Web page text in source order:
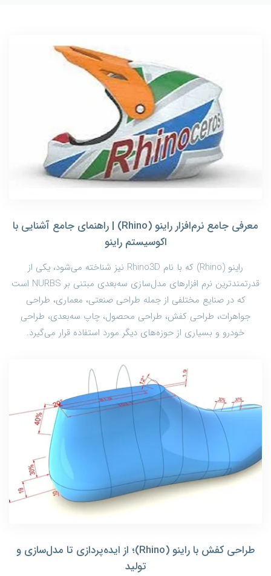
معرفی جامع نرم‌افزار راینو (Rhino) | راهنمای جامع آشنایی با
اکوسیستم راینو
راینو (Rhino) که با نام Rhino3D نیز شناخته می‌شود، یکی از
قدرتمندترین نرم افزارهای مدل‌سازی سه‌بعدی مبتنی بر NURBS است
که در صنایع مختلفی از جمله طراحی صنعتی، معماری، طراحی
جواهرات، طراحی کفش، طراحی محصول، چاپ سه‌بعدی، طراحی
خودرو و بسیاری از حوزه‌های دیگر مورد استفاده قرار می‌گیرد.
طراحی کفش با راینو (Rhino)؛ از ایده‌پردازی تا مدل‌سازی و
تولید